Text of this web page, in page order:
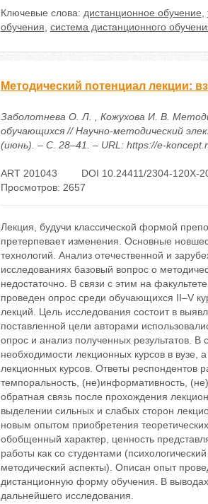
Ключевые слова: дистанционное обучение
обучения система дистанционного
Методический потенциал лекции:
Заболотнева О. Л. , Кожухова И. В.
обучающихся // Научно-методический
(июнь). – С. 28–41. – URL: https://e-
ART 201043 DOI 10.24411/2304-120X-
Просмотров: 2657
Лекция, будучи классической формой
претерпевает изменения. Основные
технологий. Анализ отечественной и
исследованиях базовый вопрос о
недостаточно. В связи с этим на
проведен опрос среди обучающихся II–V
лекций. Цель исследования состоит в
поставленной цели авторами
опрос и анализ полученных результатов.
необходимости лекционных курсов в вузе,
лекционных курсов. Ответы респондентов
темпоральность, (не)информативность,
обратная связь после прохождения
выделении сильных и слабых сторон
новым опытом приобретения
обобщенный характер, ценность
работы как со студентами
методический аспекты). Описан опыт
дистанционную форму обучения. В
дальнейшего исследования.